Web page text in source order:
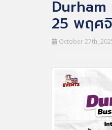
25 พฤศ
October 27th,